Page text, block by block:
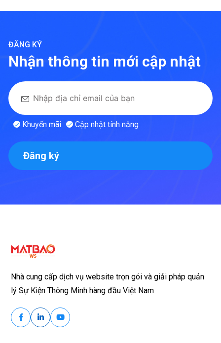
ĐĂNG KÝ
Nhận thông tin mới cập nhật
Khuyến mãi Cập nhật tính năng
Đăng ký
Nhà cung cấp dịch vụ website trọn gói và giải pháp quản
lý Sự Kiện Thông Minh hàng đầu Việt Nam